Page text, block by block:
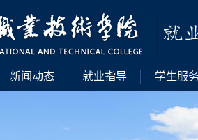
新闻动态 就业指导 学生服